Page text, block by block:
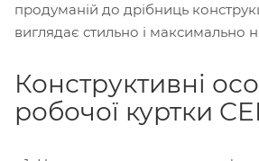
продуманій до дрібниць
виглядає стильно і максимально
Конструктивні
робочої куртки